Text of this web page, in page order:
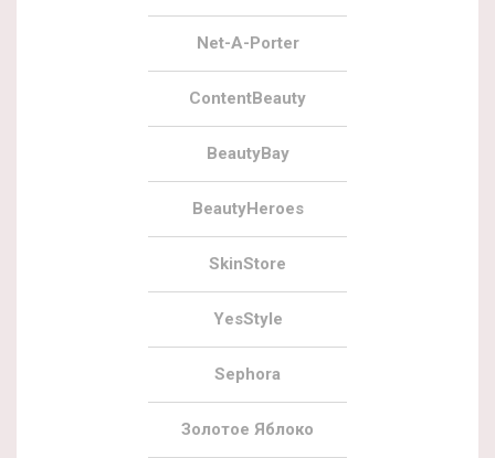
Net-A-Porter
ContentBeauty
BeautyBay
BeautyHeroes
SkinStore
YesStyle
Sephora
Золотое Яблоко